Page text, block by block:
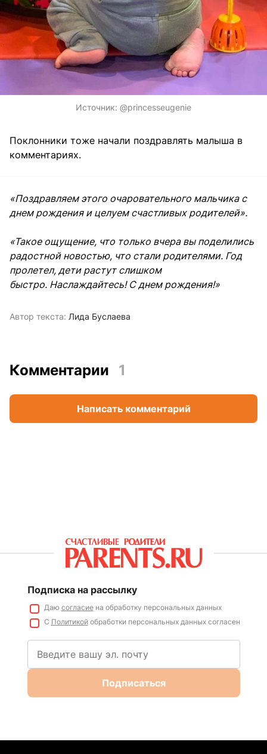
Источник: @princesseugenie
Поклонники тоже начали поздравлять малыша в
комментариях.
«Поздравляем этого очаровательного мальчика с
днем ​​рождения и целуем счастливых родителей».
«Такое ощущение, что только вчера вы поделились
радостной новостью, что стали родителями. Год
пролетел, дети растут слишком
быстро. Наслаждайтесь! С днем ​​рождения!»
Автор текста: Лида Буслаева
Комментарии 1
Написать комментарий
Подписка на рассылку
Даю согласиена обработку персональных данных
С Политикойобработки персональных данных согласен
Подписаться